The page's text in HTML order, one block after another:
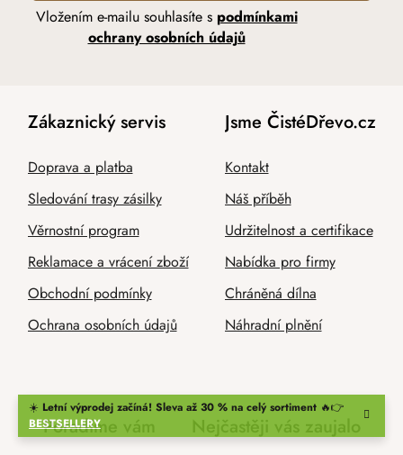
☀️ Letní výprodej začíná! Sleva až 30 % na celý sortiment 🔥👉
BESTSELLERY
Vložením e-mailu souhlasíte s podmínkami
ochrany osobních údajů
Zákaznický servis
Doprava a platba
Sledování trasy zásilky
Věrnostní program
Reklamace a vrácení zboží
Obchodní podmínky
Ochrana osobních údajů
Jsme ČistéDřevo.cz
Kontakt
Náš příběh
Udržitelnost a certifikace
Nabídka pro firmy
Chráněná dílna
Náhradní plnění
Poradíme vám Nejčastěji vás zaujalo